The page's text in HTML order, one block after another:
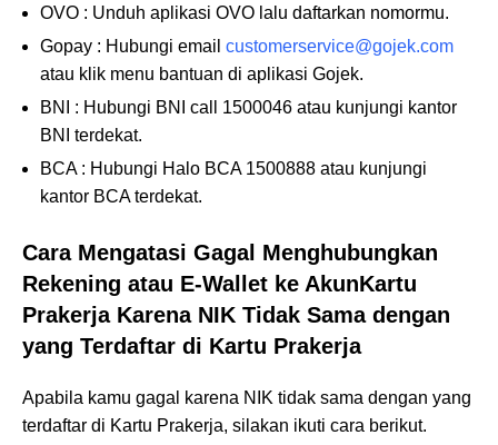
OVO : Unduh aplikasi OVO lalu daftarkan nomormu.
Gopay : Hubungi email customerservice@gojek.com
atau klik menu bantuan di aplikasi Gojek.
BNI : Hubungi BNI call 1500046 atau kunjungi kantor
BNI terdekat.
BCA : Hubungi Halo BCA 1500888 atau kunjungi
kantor BCA terdekat.
Cara Mengatasi Gagal Menghubungkan
Rekening atau E-Wallet ke AkunKartu
Prakerja Karena NIK Tidak Sama dengan
yang Terdaftar di Kartu Prakerja
Apabila kamu gagal karena NIK tidak sama dengan yang
terdaftar di Kartu Prakerja, silakan ikuti cara berikut.